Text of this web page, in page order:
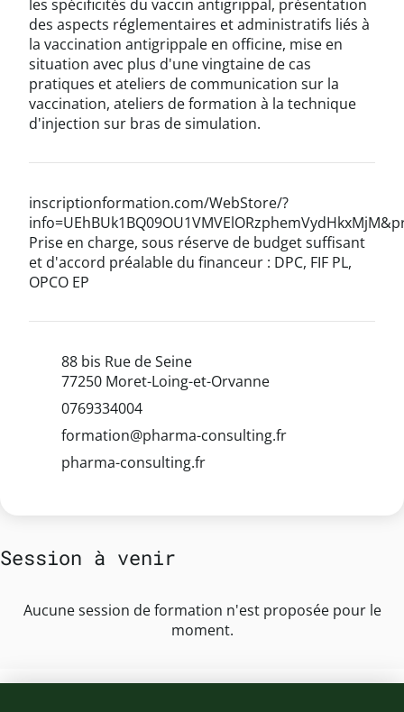
les spécificités du vaccin antigrippal, présentation
des aspects réglementaires et administratifs liés à
la vaccination antigrippale en officine, mise en
situation avec plus d'une vingtaine de cas
pratiques et ateliers de communication sur la
vaccination, ateliers de formation à la technique
d'injection sur bras de simulation.
inscriptionformation.com/WebStore/?
Prise en charge, sous réserve de budget suffisant
et d'accord préalable du financeur : DPC, FIF PL,
OPCO EP
88 bis Rue de Seine
77250 Moret-Loing-et-Orvanne
0769334004
formation@pharma-consulting.fr
pharma-consulting.fr
Session à venir
Aucune session de formation n'est proposée pour le
moment.